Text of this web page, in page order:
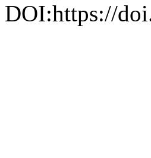
DOI:https://